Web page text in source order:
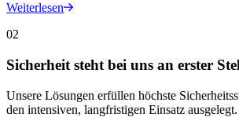
Weiterlesen
02
Sicherheit steht bei uns an erster
Unsere Lösungen erfüllen höchste
den intensiven, langfristigen Einsatz ausgelegt.